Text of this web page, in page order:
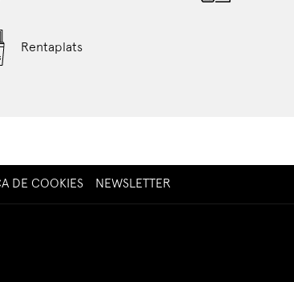
Rentaplats
DE COOKIES NEWSLETTER
IN